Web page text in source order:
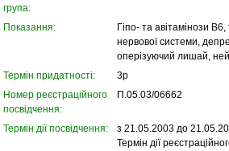
група:
Показання:
Гіпо- та авітамінози
нервової системи,
оперізуючий лишай,
Термін придатності:
3р
Номер реєстраційного
посвідчення:
П.05.03/06662
Термін дії посвідчення:
з 21.05.2003 до
Термін дії